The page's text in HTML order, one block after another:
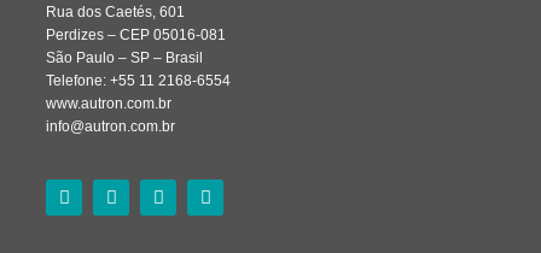
Rua dos Caetés, 601
Perdizes – CEP 05016-081
São Paulo – SP – Brasil
Telefone: +55 11 2168-6554
www.autron.com.br
info@autron.com.br